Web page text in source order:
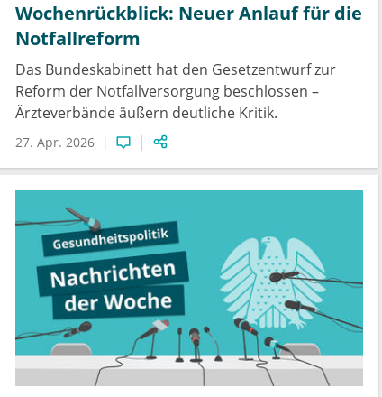
Wochenrückblick: Neuer Anlauf für die
Notfallreform
Das Bundeskabinett hat den Gesetzentwurf zur
Reform der Notfallversorgung beschlossen –
Ärzteverbände äußern deutliche Kritik.
27. Apr. 2026